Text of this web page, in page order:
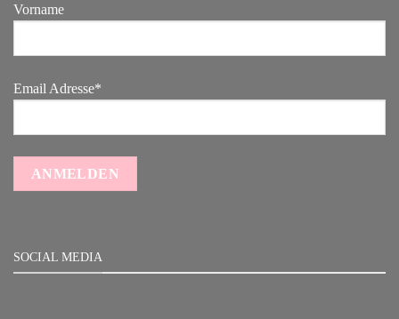
Vorname
Email Adresse*
SOCIAL MEDIA